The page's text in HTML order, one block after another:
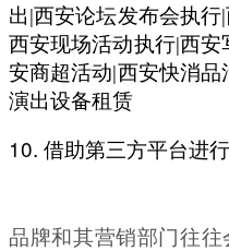
出|西安论坛发布会执
西安现场活动执行|西
安商超活动|西安快消
演出设备租赁
10. 借助第三方平台进行
品牌和其营销部门往